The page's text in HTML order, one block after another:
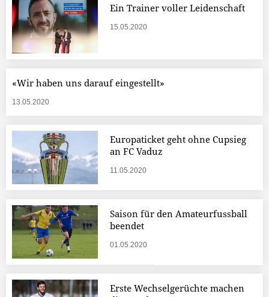
Ein Trainer voller Leidenschaft
15.05.2020
«Wir haben uns darauf eingestellt»
13.05.2020
Europaticket geht ohne Cupsieg
an FC Vaduz
11.05.2020
Saison für den Amateurfussball
beendet
01.05.2020
Erste Wechselgerüchte machen